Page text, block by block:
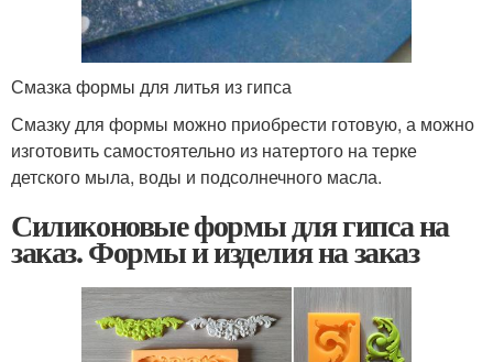
Смазка формы для литья из гипса
Смазку для формы можно приобрести готовую, а можно
изготовить самостоятельно из натертого на терке
детского мыла, воды и подсолнечного масла.
Силиконовые формы для гипса на
заказ. Формы и изделия на заказ